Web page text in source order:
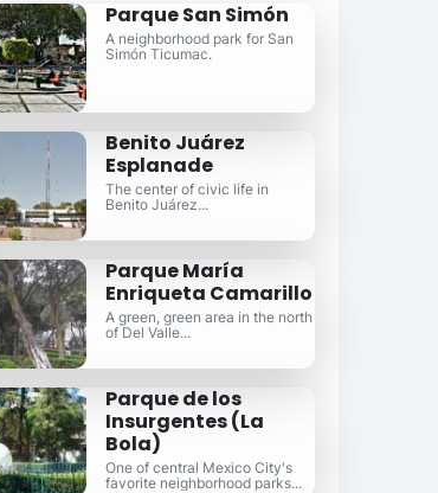
Parque San Simón
A neighborhood park for San
Simón Ticumac.
Benito Juárez
Esplanade
The center of civic life in
Benito Juárez...
Parque María
Enriqueta Camarillo
A green, green area in the north
of Del Valle...
Parque de los
Insurgentes (La
Bola)
One of central Mexico City's
favorite neighborhood parks...